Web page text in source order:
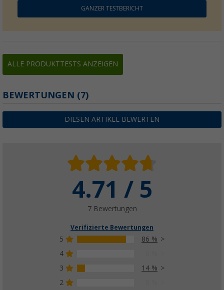
GANZER TESTBERICHT
ALLE PRODUKTTESTS ANZEIGEN
BEWERTUNGEN (7)
DIESEN ARTIKEL BEWERTEN
4.71 / 5
7 Bewertungen
Verifizierte Bewertungen
5
86 %
4
3
14 %
2